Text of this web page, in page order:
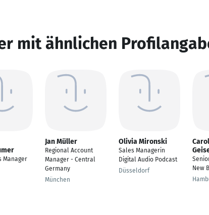
mit ähnlichen
Manager
Jan Müller
Regional Account
Manager - Central
Germany
München
Olivia Mironski
Sales Managerin
Digital Audio Podcast
Düsseldorf
New